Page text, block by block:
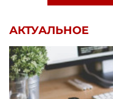
АКТУАЛЬНОЕ